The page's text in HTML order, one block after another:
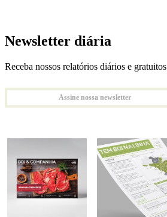
Newsletter diária
Receba nossos relatórios diários e gratuitos
Assine nossa newsletter